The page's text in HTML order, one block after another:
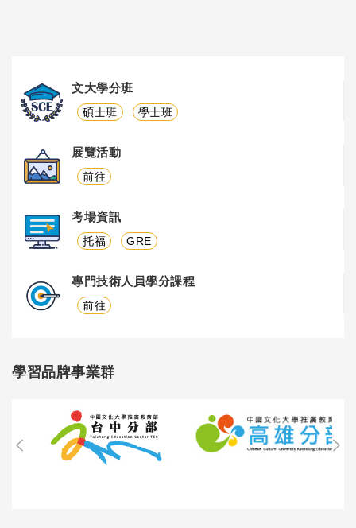
文大學分班
碩士班 學士班
展覽活動
前往
考場資訊
托福 GRE
專門技術人員學分課程
前往
學習品牌事業群